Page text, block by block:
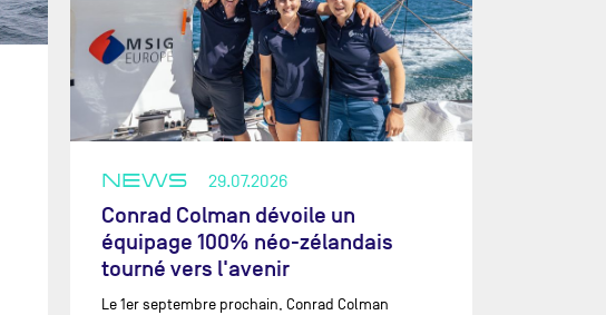
NEWS 29.07.2026
Conrad Colman dévoile un
équipage 100% néo-zélandais
tourné vers l'avenir
Le 1er septembre prochain, Conrad Colman